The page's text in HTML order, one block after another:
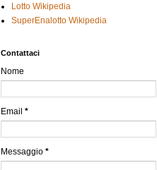
Lotto Wikipedia
SuperEnalotto Wikipedia
Contattaci
Nome
Email *
Messaggio *